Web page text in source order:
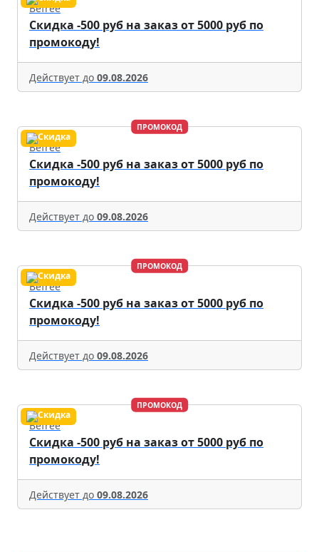
Befree
Скидка -500 руб на заказ от 5000 руб по
промокоду!
Действует до 09.08.2026
ПРОМОКОД
Befree
Скидка -500 руб на заказ от 5000 руб по
промокоду!
Действует до 09.08.2026
ПРОМОКОД
Befree
Скидка -500 руб на заказ от 5000 руб по
промокоду!
Действует до 09.08.2026
ПРОМОКОД
Befree
Скидка -500 руб на заказ от 5000 руб по
промокоду!
Действует до 09.08.2026